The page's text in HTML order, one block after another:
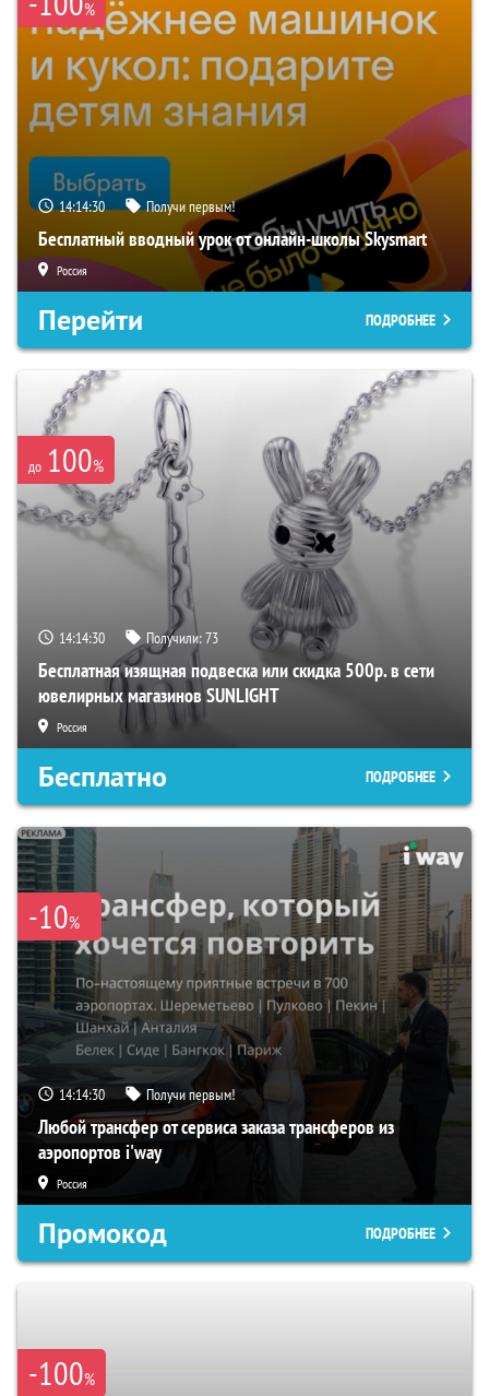
%
14:14:29 Получи первым!
Бесплатный вводный урок от онлайн-школы Skysmart
Россия
Перейти ПОДРОБНЕЕ
до 100%
14:14:29 Получили:73
Бесплатная изящная подвеска или скидка 500р. в сети
ювелирных магазинов SUNLIGHT
Россия
Бесплатно ПОДРОБНЕЕ
-10%
14:14:29 Получи первым!
Любой трансфер от сервиса заказа трансферов из
аэропортов i'way
Россия
Промокод ПОДРОБНЕЕ
-100%